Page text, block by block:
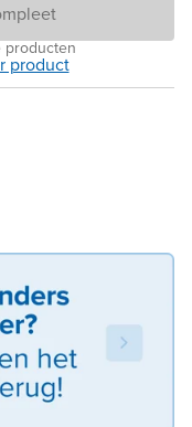
producten
product